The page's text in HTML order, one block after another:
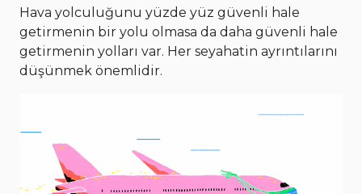
Hava yolculuğunu yüzde yüz güvenli hale
getirmenin bir yolu olmasa da daha güvenli hale
getirmenin yolları var. Her seyahatin ayrıntılarını
düşünmek önemlidir.